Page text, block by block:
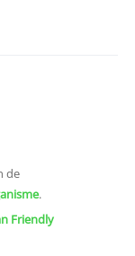
de
.
Friendly